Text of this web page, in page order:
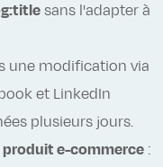
sans l'adapter à
une modification via
et LinkedIn
plusieurs jours.
produit e-commerce :